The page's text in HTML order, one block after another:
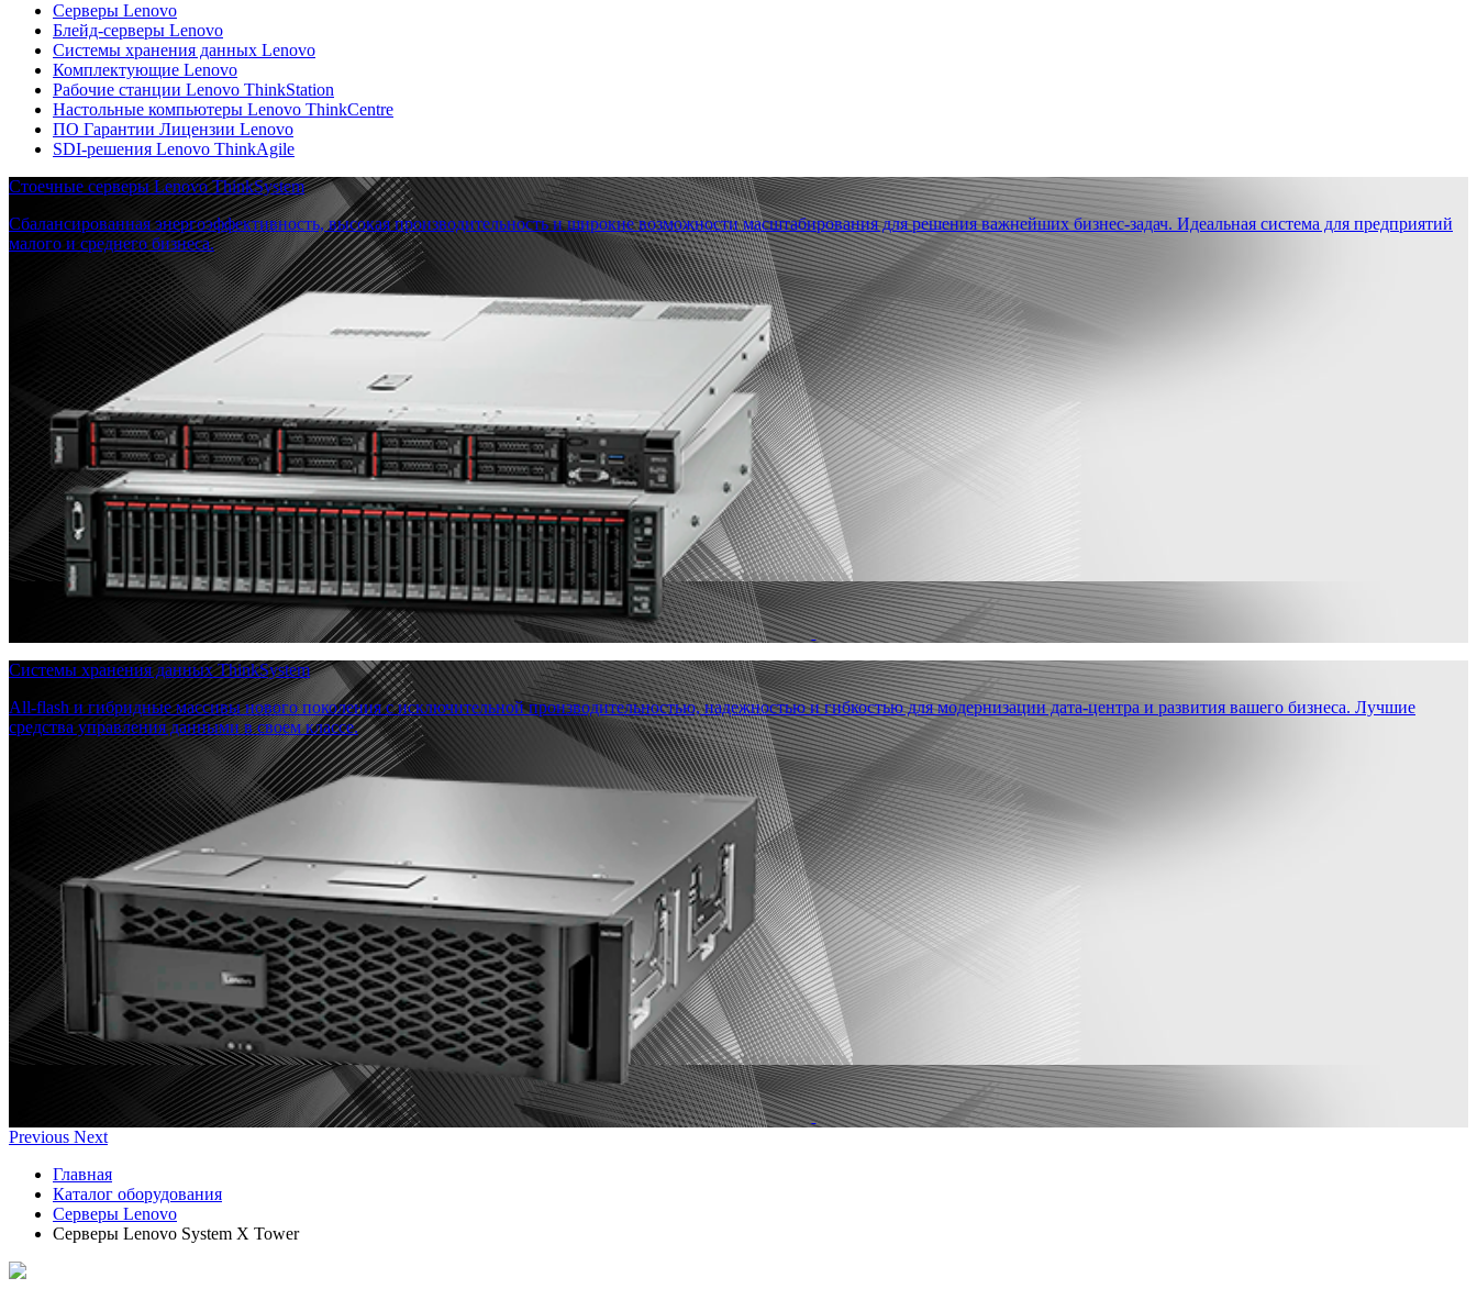
Серверы Lenovo
Блейд-серверы Lenovo
Системы хранения данных Lenovo
Комплектующие Lenovo
Рабочие станции Lenovo ThinkStation
Настольные компьютеры Lenovo ThinkCentre
ПО Гарантии Лицензии Lenovo
SDI-решения Lenovo ThinkAgile
Стоечные серверы Lenovo ThinkSystem
Сбалансированная энергоэффективность, высокая производительность и широкие возможности масштабирования для решения важнейших бизнес-задач. Идеальная система для предприятий
малого и среднего бизнеса.
Системы хранения данных ThinkSystem
All-flash и гибридные массивы нового поколения с исключительной производительностью, надежностью и гибкостью для модернизации дата-центра и развития вашего бизнеса. Лучшие
средства управления данными в своем классе.
Previous Next
Главная
Каталог оборудования
Серверы Lenovo
Серверы Lenovo System X Tower